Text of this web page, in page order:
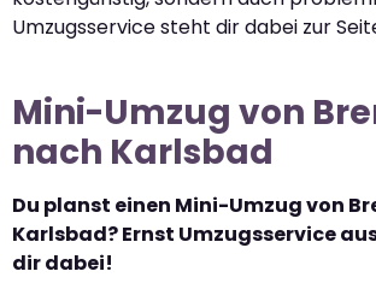
Umzugsservice steht dir dabei zur
Mini-Umzug von
nach Karlsbad
Du planst einen Mini-Umzug von
Karlsbad? Ernst Umzugsservice
dir dabei!